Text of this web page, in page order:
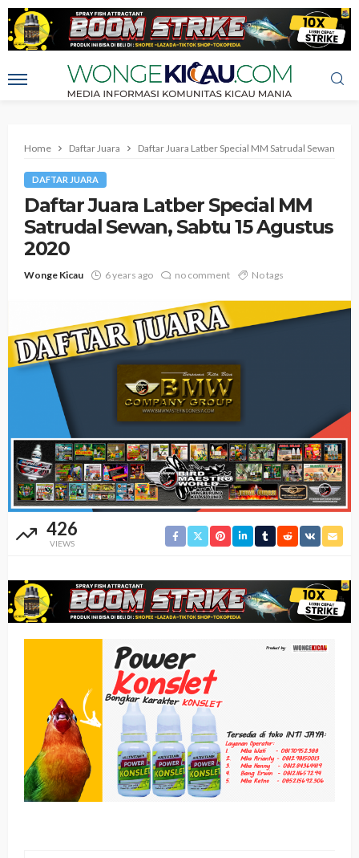
Home Daftar Juara Daftar Juara Latber Special MM Satrudal Sewan,
DAFTAR JUARA
Daftar Juara Latber Special MM
Satrudal Sewan, Sabtu 15 Agustus
2020
Wonge Kicau 6 years ago no comment No tags
426
VIEWS